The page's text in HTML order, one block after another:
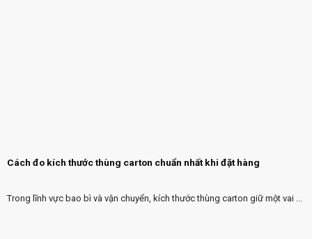
Cách đo kích thước thùng carton chuẩn nhất khi đặt hàng
Trong lĩnh vực bao bì và vận chuyển, kích thước thùng carton giữ một vai ...